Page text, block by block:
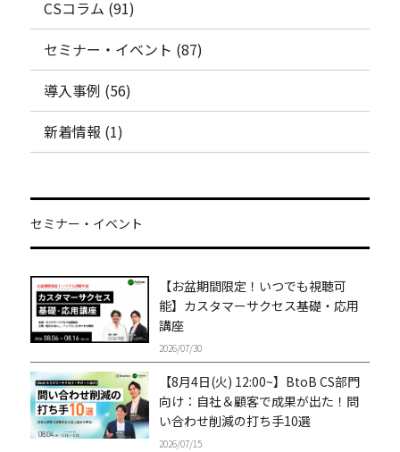
CSコラム (91)
セミナー・イベント (87)
導入事例 (56)
新着情報 (1)
セミナー・イベント
【お盆期間限定！いつでも視聴可
能】カスタマーサクセス基礎・応用
講座
2026/07/30
【8月4日(火) 12:00~】BtoB CS部門
向け：自社＆顧客で成果が出た！問
い合わせ削減の打ち手10選
2026/07/15